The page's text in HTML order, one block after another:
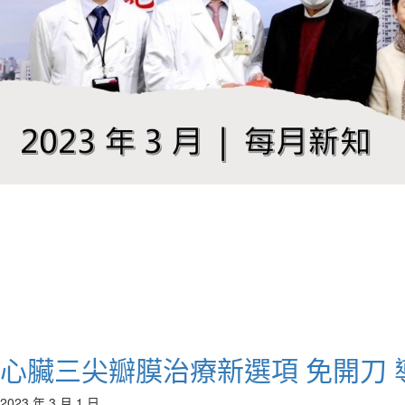
心臟三尖瓣膜治療新選項 免開刀